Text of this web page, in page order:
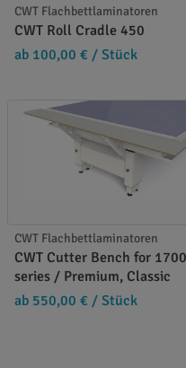
CWT Flachbettlaminatoren
CWT Roll Cradle 450
ab 100,00 € / Stück
CWT Flachbettlaminatoren
CWT Cutter Bench for 1700
series / Premium, Classic
ab 550,00 € / Stück